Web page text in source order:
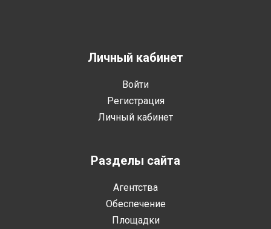
Личный кабинет
Войти
Регистрация
Личный кабинет
Разделы сайта
Агентства
Обеспечение
Площадки